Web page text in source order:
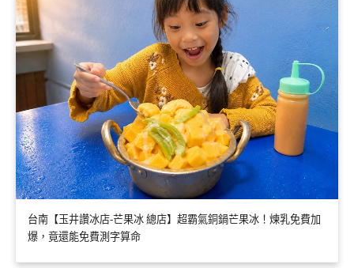
台南【玉井讚冰店-芒果冰 總店】超霸氣銅鍋芒果冰！煉乳免費加
爆，竟還能免費測字算命